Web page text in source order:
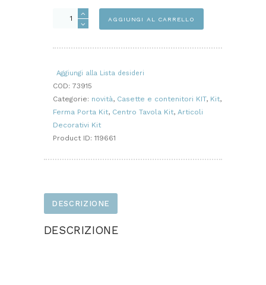
FERMAPORTE
CASETTE
AGGIUNGI AL CARRELLO
Aggiungi alla Lista desideri
COD: 73915
Categorie: novità, Casette e contenitori KIT, Kit,
Ferma Porta Kit, Centro Tavola Kit, Articoli
Decorativi Kit
Product ID: 119661
DESCRIZIONE
DESCRIZIONE